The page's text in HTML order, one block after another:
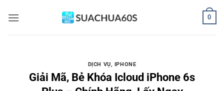
qua
0
DỊCH VỤ, IPHONE
Giải Mã, Bẻ Khóa Icloud iPhone 6s